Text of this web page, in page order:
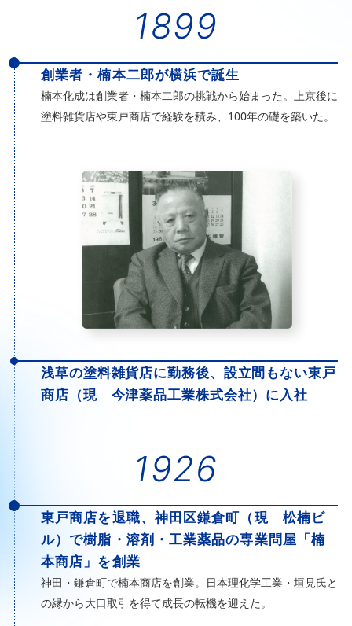
1899
創業者・楠本二郎が横浜で誕生
楠本化成は創業者・楠本二郎の挑戦から始まった。上京後に
塗料雑貨店や東戸商店で経験を積み、100年の礎を築いた。
浅草の塗料雑貨店に勤務後、設立間もない東戸
商店（現 今津薬品工業株式会社）に入社
1926
東戸商店を退職、神田区鎌倉町（現 松楠ビ
ル）で樹脂・溶剤・工業薬品の専業問屋「楠
本商店」を創業
神田・鎌倉町で楠本商店を創業。日本理化学工業・垣見氏と
の縁から大口取引を得て成長の転機を迎えた。